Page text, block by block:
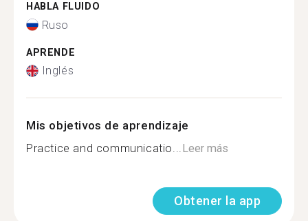
HABLA FLUIDO
Ruso
APRENDE
Inglés
Mis objetivos de aprendizaje
Practice and communicatio...Leer más
Obtener la app